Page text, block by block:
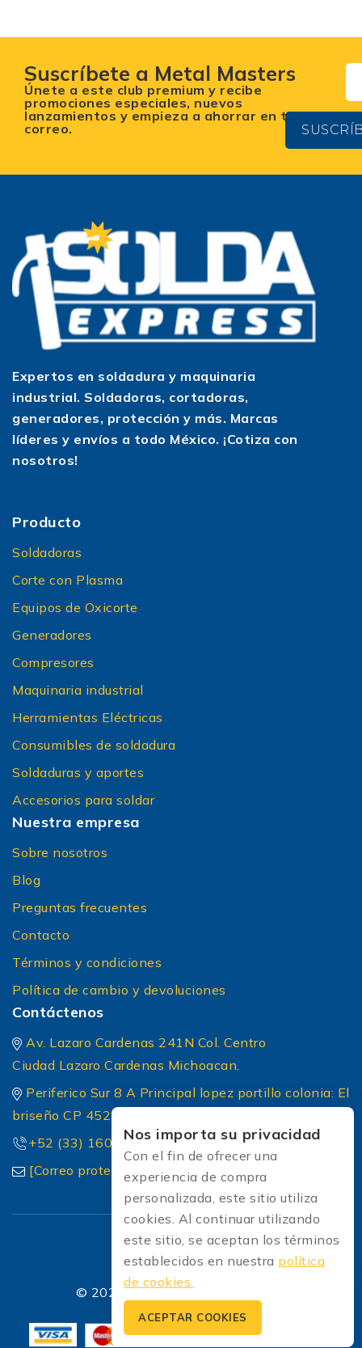
Suscríbete a Metal Masters
Únete a este club premium y recibe
promociones especiales, nuevos
lanzamientos y empieza a ahorrar en tu
correo.
Expertos en soldadura y maquinaria
industrial. Soldadoras, cortadoras,
generadores, protección y más. Marcas
líderes y envíos a todo México. ¡Cotiza con
nosotros!
Producto
Soldadoras
Corte con Plasma
Equipos de Oxicorte
Generadores
Compresores
Maquinaria industrial
Herramientas Eléctricas
Consumibles de soldadura
Soldaduras y aportes
Accesorios para soldar
Nuestra empresa
Sobre nosotros
Blog
Preguntas frecuentes
Contacto
Términos y condiciones
Política de cambio y devoluciones
Contáctenos
Av. Lazaro Cardenas 241N Col. Centro
Ciudad Lazaro Cardenas Michoacan.
Periferico Sur 8 A Principal lopez portillo colonia: El
briseño CP 45236 Zapopan Jalisco
+52 (33) 1604 5032
[Correo protected]
© 2026 Soldadoras Soldaexpress
Nos importa su privacidad
Con el fin de ofrecer una
experiencia de compra
personalizada, este sitio utiliza
cookies. Al continuar utilizando
este sitio, se aceptan los términos
establecidos en nuestra política
de cookies.
ACEPTAR COOKIES